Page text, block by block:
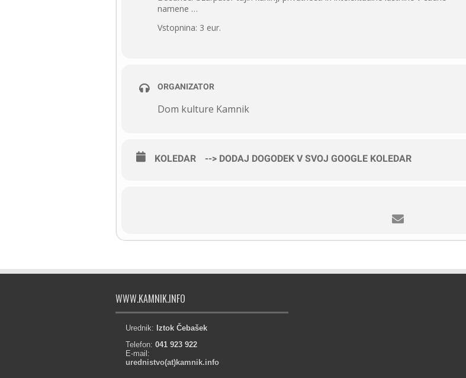
namene …
Vstopnina: 3 eur.
ORGANIZATOR
Dom kulture Kamnik
KOLEDAR --> DODAJ DOGODEK V SVOJ GOOGLE KOLEDAR
WWW.KAMNIK.INFO
Urednik: Iztok Čebašek
Telefon: 041 923 922
E-mail:
urednistvo(at)kamnik.info